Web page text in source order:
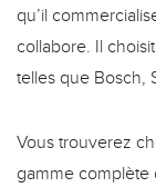
qu’il
collabore. Il
telles que Bosch,
Vous trouverez
gamme complète